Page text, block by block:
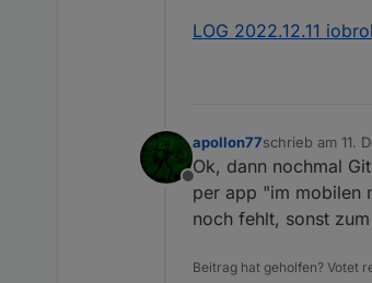
LOG 2022.12.11
Offline
apollon77schrieb am 11.
zuletzt editiert
Ok, dann nochmal
per app "im mobilen
noch fehlt, sonst
Beitrag hat geholfen? Votet